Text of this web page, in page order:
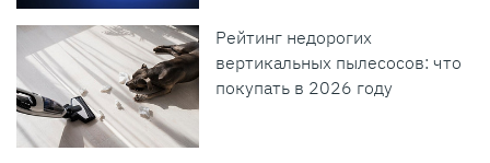
Рейтинг недорогих
вертикальных пылесосов: что
покупать в 2026 году